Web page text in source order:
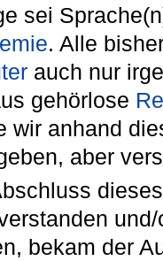
sei
. Alle
auch nur
gehörlose
wir anhand
aber
bekam der